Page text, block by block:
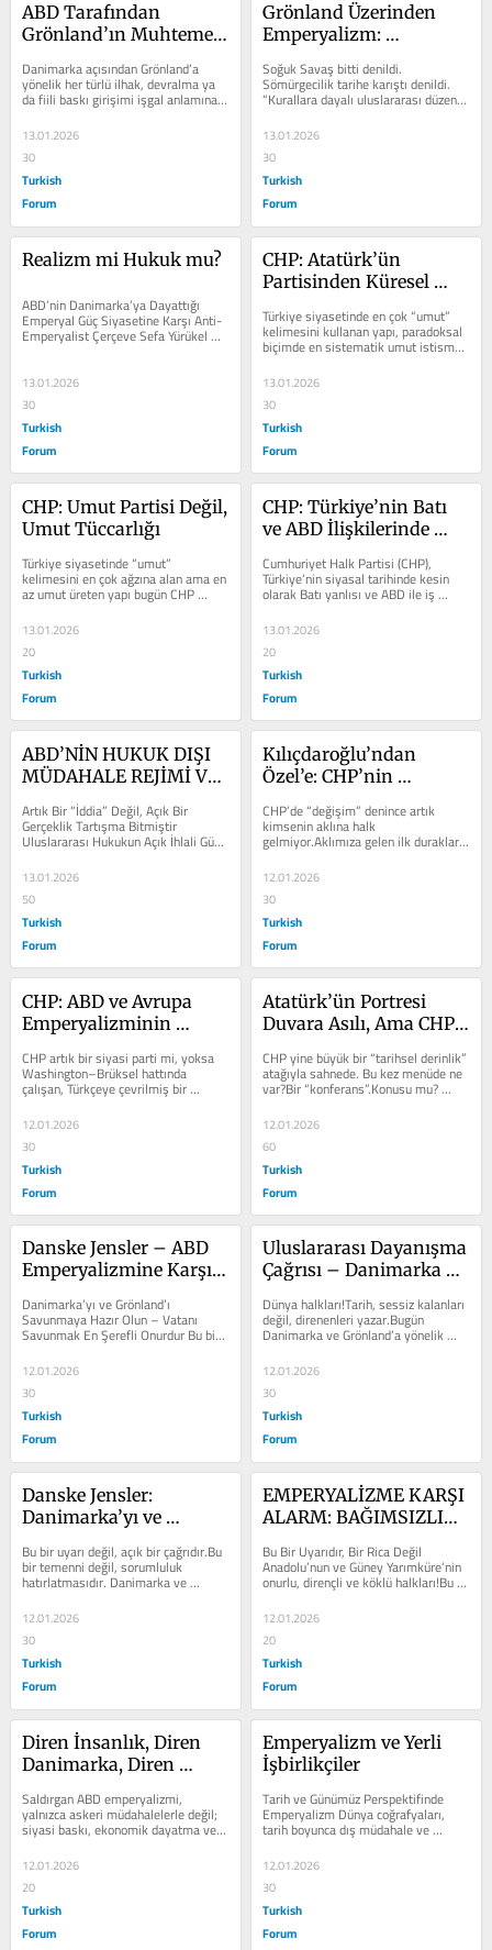
ABD Tarafından
Grönland’ın Muhtemel
Danimarka’nın Meşru
Hak ve Yetkileri
Danimarka açısından Grönland’a
yönelik her türlü ilhak, devralma ya
da fiili baskı girişimi işgal anlamına
gelir ve uluslararası hukukta...
13.01.2026
30
Turkish
Forum
Grönland Üzerinden
Emperyalizm:
Danimarka’nın Sınavı
Soğuk Savaş bitti denildi.
Sömürgecilik tarihe karıştı denildi.
“Kurallara dayalı uluslararası düzen”
masalı anlatıldı. Ama Grönland...
13.01.2026
30
Turkish
Forum
Realizm mi Hukuk mu?
ABD’nin Danimarka’ya Dayattığı
Emperyal Güç Siyasetine Karşı Anti-
Emperyalist Çerçeve Sefa Yürükel
Grönland tartışmasının özü,...
13.01.2026
30
Turkish
Forum
CHP: Atatürk’ün
Partisinden Küresel
Türkiye siyasetinde en çok “umut”
kelimesini kullanan yapı, paradoksal
biçimde en sistematik umut istismarı
yapan yapı hâline gelmiştir:...
13.01.2026
30
Turkish
Forum
CHP: Umut Partisi Değil,
Umut Tüccarlığı
Türkiye siyasetinde “umut”
kelimesini en çok ağzına alan ama en
az umut üreten yapı bugün CHP
yönetimidir. Bu artık bir iddia değil,...
13.01.2026
20
Turkish
Forum
CHP: Türkiye’nin Batı
ve ABD İlişkilerinde
Yanlısı Parti
Cumhuriyet Halk Partisi (CHP),
Türkiye’nin siyasal tarihinde kesin
olarak Batı yanlısı ve ABD ile iş
birliğine öncelik veren bir parti...
13.01.2026
20
Turkish
Forum
ABD’NİN HUKUK DIŞI
MÜDAHALE REJİMİ VE
ÇÖKÜŞÜ
Artık Bir “İddia” Değil, Açık Bir
Gerçeklik Tartışma Bitmiştir
Uluslararası Hukukun Açık İhlali Güç
Kullanma ve Tehdit: Açıkça...
13.01.2026
50
Turkish
Forum
Kılıçdaroğlu’ndan
Özel’e: CHP’nin
“Değişim” Yolu
CHP’de “değişim” denince artık
kimsenin aklına halk
gelmiyor.Aklımıza gelen ilk duraklar
belli:Washington, Brüksel, Berlin…
Kemal...
12.01.2026
30
Turkish
Forum
CHP: ABD ve Avrupa
Emperyalizminin
mu?
CHP artık bir siyasi parti mi, yoksa
Washington–Brüksel hattında
çalışan, Türkçeye çevrilmiş bir
politika broşürü mü — ayırt etmek...
12.01.2026
30
Turkish
Forum
Atatürk’ün Portresi
Duvara Asılı, Ama CHP
Washington’dan
CHP yine büyük bir “tarihsel derinlik”
atağıyla sahnede. Bu kez menüde ne
var?Bir “konferans”.Konusu mu?
12.01.2026
60
Turkish
Forum
Danske Jensler – ABD
Emperyalizmine Karşı
Danimarka’yı ve Grönland’ı
Savunmaya Hazır Olun – Vatanı
Savunmak En Şerefli Onurdur Bu bir
metin değil; tarihe bırakılan bir...
12.01.2026
30
Turkish
Forum
Uluslararası Dayanışma
Çağrısı – Danimarka ve
Hazır Olun
Dünya halkları!Tarih, sessiz kalanları
değil, direnenleri yazar.Bugün
Danimarka ve Grönland’a yönelik
tehditler, yalnızca bölgesel bir...
12.01.2026
30
Turkish
Forum
Danske Jensler:
Danimarka’yı ve
Hazır Olun – Vatanı
Savunmak En Şerefli
Bu bir uyarı değil, açık bir çağrıdır.Bu
bir temenni değil, sorumluluk
hatırlatmasıdır. Danimarka ve
12.01.2026
30
Turkish
Forum
EMPERYALİZME KARŞI
ALARM: BAĞIMSIZLIK,
KADERİNİ TAYİN ET
Bu Bir Uyarıdır, Bir Rica Değil
Anadolu’nun ve Güney Yarımküre’nin
onurlu, dirençli ve köklü halkları!Bu
metin bir temenni değil, bir...
12.01.2026
20
Turkish
Forum
Diren İnsanlık, Diren
Danimarka, Diren
Saldırgan ABD emperyalizmi,
yalnızca askeri müdahalelerle değil;
siyasi baskı, ekonomik dayatma ve
diplomatik tehditlerle de dünya
halklarının...
12.01.2026
20
Turkish
Forum
Emperyalizm ve Yerli
İşbirlikçiler
Tarih ve Günümüz Perspektifinde
Emperyalizm Dünya coğrafyaları,
tarih boyunca dış müdahale ve
emperyalist etki altında kalmış
topluluklara...
12.01.2026
30
Turkish
Forum